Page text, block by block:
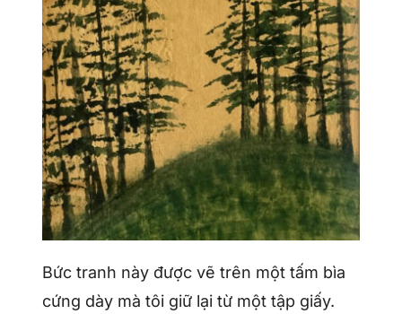
Bức tranh này được vẽ trên một tấm bìa
cứng dày mà tôi giữ lại từ một tập giấy.